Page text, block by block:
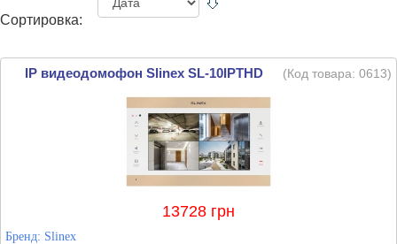
Сортировка:
IP видеодомофон Slinex SL-10IPTHD (Код товара: 0613)
13728 грн
Бренд: Slinex